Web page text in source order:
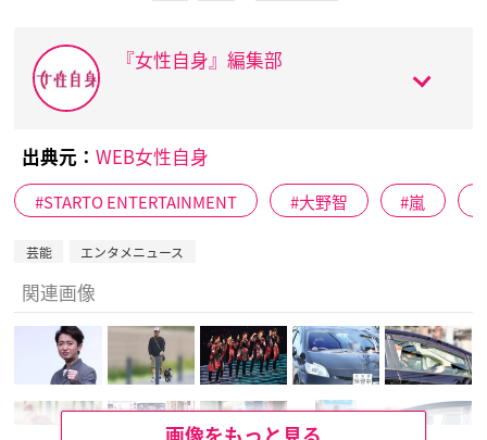
『女性自身』編集部
出典元： WEB女性自身
STARTO ENTERTAINMENT 大野智 嵐
芸能 エンタメニュース
関連画像